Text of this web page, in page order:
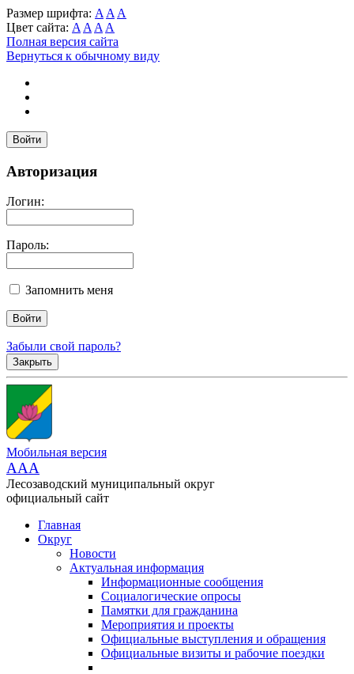
Размер шрифта: A A A
Цвет сайта: A A A A
Полная версия сайта
Вернуться к обычному виду
Войти
Авторизация
Логин:
Пароль:
Запомнить меня
Забыли свой пароль?
Закрыть
Мобильная версия
AAA
Лесозаводский муниципальный округ
официальный сайт
Главная
Округ
Новости
Актуальная информация
Информационные сообщения
Социалогические опросы
Памятки для гражданина
Мероприятия и проекты
Официальные выступления и обращения
Официальные визиты и рабочие поездки